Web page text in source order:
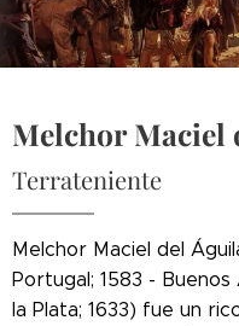
Melchor Maciel
Terrateniente
Melchor Maciel del
Portugal; 1583 -
la Plata; 1633) fue un